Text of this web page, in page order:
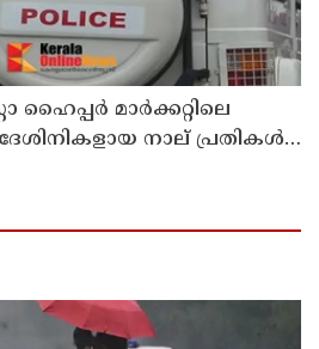
ഹൈപ്പർ മാർക്കറ്റിലെ
നാല് പ്രതികൾ